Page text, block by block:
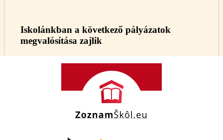
Iskolánkban a következő pályázatok
megvalósítása zajlik